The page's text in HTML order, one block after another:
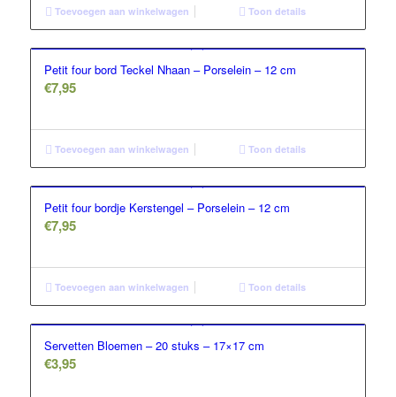
Toevoegen aan winkelwagen Toon details
Petit four bord Teckel Nhaan – Porselein – 12 cm
€7,95
Toevoegen aan winkelwagen Toon details
Petit four bordje Kerstengel – Porselein – 12 cm
€7,95
Toevoegen aan winkelwagen Toon details
Servetten Bloemen – 20 stuks – 17×17 cm
€3,95